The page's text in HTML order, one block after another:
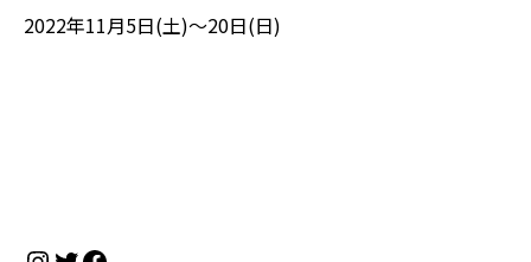
2022年11月5日(土)～20日(日)